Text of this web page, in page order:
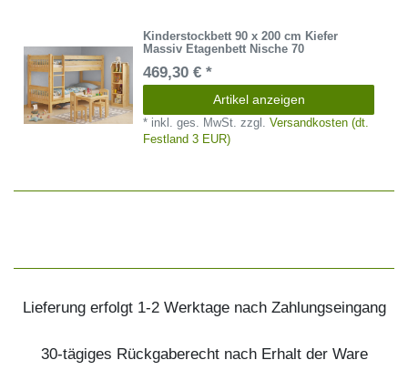
Kinderstockbett 90 x 200 cm Kiefer
Massiv Etagenbett Nische 70
469,30 € *
Artikel anzeigen
* inkl. ges. MwSt. zzgl.Versandkosten (dt.
Festland 3 EUR)
Lieferung erfolgt 1-2 Werktage nach Zahlungseingang
30-tägiges Rückgaberecht nach Erhalt der Ware